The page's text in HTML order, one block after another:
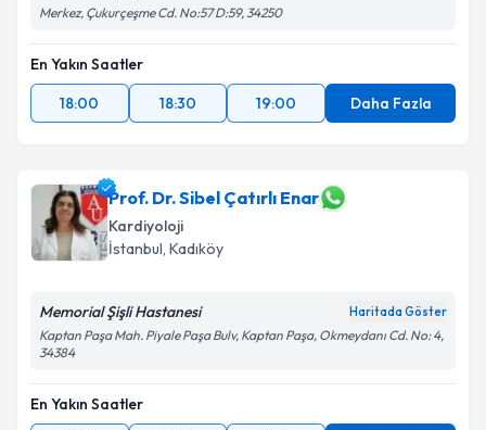
Merkez, Çukurçeşme Cd. No:57 D:59, 34250
En Yakın Saatler
18:00
18:30 19:00 Daha Fazla
Prof. Dr. Sibel Çatırlı Enar
Kardiyoloji
İstanbul, Kadıköy
Memorial Şişli Hastanesi Haritada Göster
Kaptan Paşa Mah. Piyale Paşa Bulv, Kaptan Paşa, Okmeydanı Cd. No: 4,
34384
En Yakın Saatler